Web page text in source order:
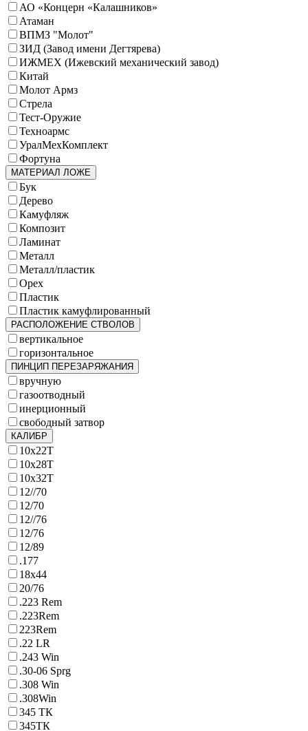
АО «Концерн «Калашников»
Атаман
ВПМЗ "Молот"
ЗИД (Завод имени Дегтярева)
ИЖМЕХ (Ижевский механический завод)
Китай
Молот Армз
Стрела
Тест-Оружие
Техноармс
УралМехКомплект
Фортуна
МАТЕРИАЛ ЛОЖЕ
Бук
Дерево
Камуфляж
Композит
Ламинат
Металл
Металл/пластик
Орех
Пластик
Пластик камуфлированный
РАСПОЛОЖЕНИЕ СТВОЛОВ
вертикальное
горизонтальное
ПИНЦИП ПЕРЕЗАРЯЖАНИЯ
вручную
газоотводный
инерционный
свободный затвор
КАЛИБР
10х22Т
10х28Т
10х32Т
12//70
12/70
12//76
12/76
12/89
.177
18х44
20/76
.223 Rem
.223Rem
223Rem
.22 LR
.243 Win
.30-06 Sprg
.308 Win
.308Win
345 ТК
345ТК